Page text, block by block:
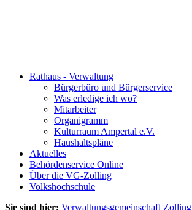
Rathaus - Verwaltung
Bürgerbüro und Bürgerservice
Was erledige ich wo?
Mitarbeiter
Organigramm
Kulturraum Ampertal e.V.
Haushaltspläne
Aktuelles
Behördenservice Online
Über die VG-Zolling
Volkshochschule
Sie sind hier: Verwaltungsgemeinschaft Zolling